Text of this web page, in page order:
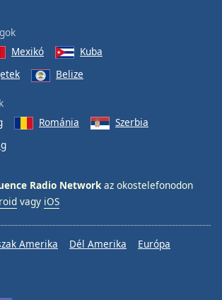
Mexikó
Kuba
Belize
Románia
Szerbia
Radio Networkaz okostelefonodon
vagy iOS
Amerika Dél Amerika
Európa